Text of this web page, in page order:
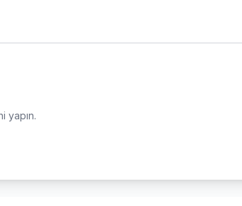
yapın.